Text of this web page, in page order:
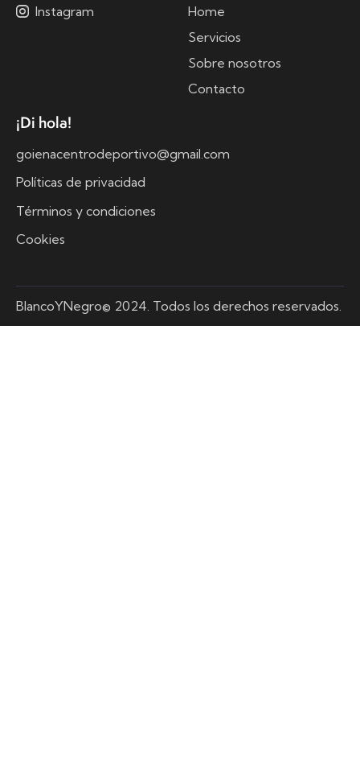
Instagram
Home
Servicios
Sobre nosotros
Contacto
¡Di hola!
goienacentrodeportivo@gmail.com
Políticas de privacidad
Términos y condiciones
Cookies
BlancoYNegro© 2024. Todos los derechos reservados.